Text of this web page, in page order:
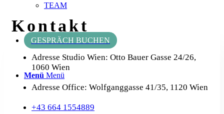
TEAM
GESPRÄCH BUCHEN
Menü Menü
Kontakt
Adresse Studio Wien: Otto Bauer Gasse 24/26,
1060 Wien
Adresse Office: Wolfganggasse 41/35, 1120 Wien
+43 664 1554889